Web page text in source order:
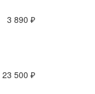
3 890 ₽
23 500 ₽